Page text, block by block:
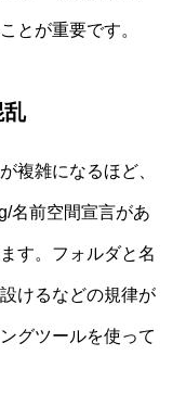
とが重要です。
乱
複雑になるほど、
名前空間宣言があ
す。フォルダと名
けるなどの規律が
グツールを使って